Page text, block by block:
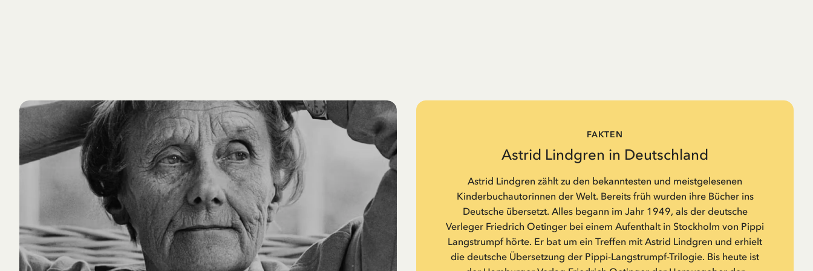
FAKTEN
Astrid Lindgren in Deutschland
Astrid Lindgren zählt zu den bekanntesten und meistgelesenen
Kinderbuchautorinnen der Welt. Bereits früh wurden ihre Bücher ins
Deutsche übersetzt. Alles begann im Jahr 1949, als der deutsche
Verleger Friedrich Oetinger bei einem Aufenthalt in Stockholm von Pippi
Langstrumpf hörte. Er bat um ein Treffen mit Astrid Lindgren und erhielt
die deutsche Übersetzung der Pippi-Langstrumpf-Trilogie. Bis heute ist